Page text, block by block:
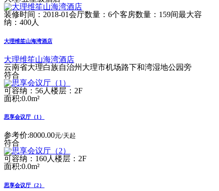
装修时间：2018-01会厅数量：6个客房数量：159间最大容
纳：400人
大理维笙山海湾酒店
大理维笙山海湾酒店
云南省大理白族自治州大理市机场路下和湾湿地公园旁
符合
可容纳：56人 楼层：2F
面积:0.0m²
思享会议厅（1）
参考价:8000.00元/天起
符合
可容纳：160人楼层：2F
面积:0.0m²
思享会议厅（2）